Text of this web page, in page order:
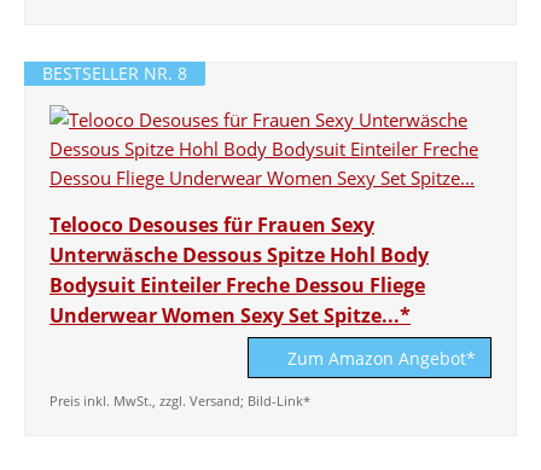
BESTSELLER NR. 8
Telooco Desouses für Frauen Sexy
Unterwäsche Dessous Spitze Hohl Body
Bodysuit Einteiler Freche Dessou Fliege
Underwear Women Sexy Set Spitze...*
Zum Amazon Angebot*
Preis inkl. MwSt., zzgl. Versand; Bild-Link*